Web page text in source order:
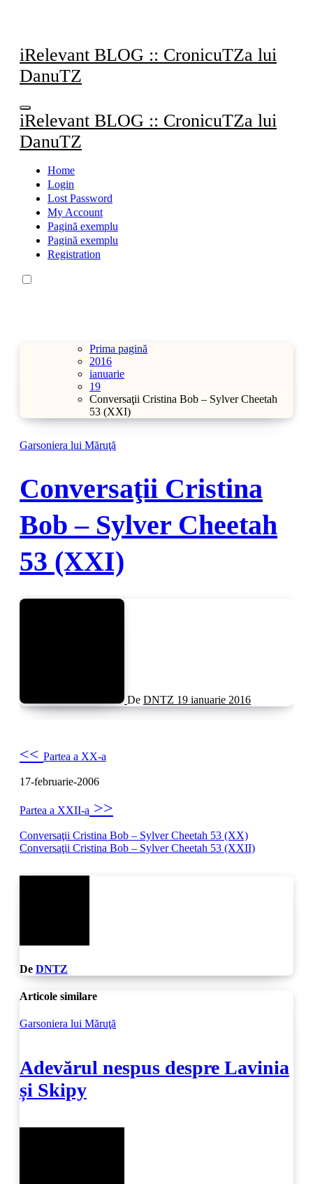
iRelevant BLOG :: CronicuTZa lui
DanuTZ
iRelevant BLOG :: CronicuTZa lui
DanuTZ
Home
Login
Lost Password
My Account
Pagină exemplu
Pagină exemplu
Registration
Prima pagină
2016
ianuarie
19
Conversaţii Cristina Bob – Sylver Cheetah
53 (XXI)
Garsoniera lui Măruţă
Conversaţii Cristina
Bob – Sylver Cheetah
53 (XXI)
De DNTZ 19 ianuarie 2016
<< Partea a XX-a
17-februarie-2006
Partea a XXII-a >>
Navigare
în
articole
Conversaţii Cristina Bob – Sylver Cheetah 53 (XX)
Conversaţii Cristina Bob – Sylver Cheetah 53 (XXII)
De DNTZ
Articole similare
Garsoniera lui Măruţă
Adevărul nespus despre Lavinia
și Skipy